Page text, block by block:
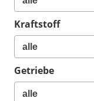
Kraftstoff
Getriebe